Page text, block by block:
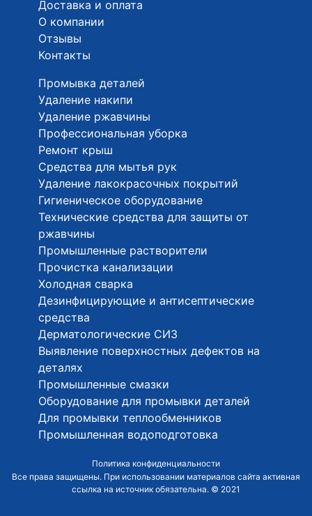
Доставка и оплата
О компании
Отзывы
Контакты
Промывка деталей
Удаление накипи
Удаление ржавчины
Профессиональная уборка
Ремонт крыш
Средства для мытья рук
Удаление лакокрасочных покрытий
Гигиеническое оборудование
Технические средства для защиты от
ржавчины
Промышленные растворители
Прочистка канализации
Холодная сварка
Дезинфицирующие и антисептические
средства
Дерматологические СИЗ
Выявление поверхностных дефектов на
деталях
Промышленные смазки
Оборудование для промывки деталей
Для промывки теплообменников
Промышленная водоподготовка
Политика конфиденциальности
Все права защищены. При использовании материалов сайта активная
ссылка на источник обязательна. © 2021